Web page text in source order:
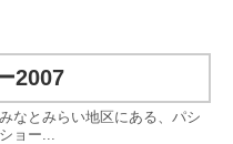
2007
なとみらい地区にある、パシ
ョー...